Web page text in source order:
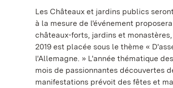
Les Châteaux et jardins publics
à la mesure de l'événement
châteaux-forts, jardins et
2019 est placée sous le thème «
l'Allemagne. » L'année thématique
mois de passionnantes découvertes
manifestations prévoit des fêtes et